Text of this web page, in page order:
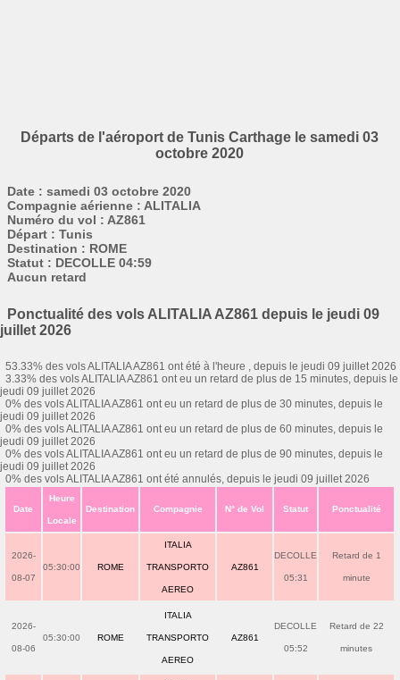
Départs de l'aéroport de Tunis Carthage le samedi 03
octobre 2020
Date : samedi 03 octobre 2020
Compagnie aérienne : ALITALIA
Numéro du vol : AZ861
Départ : Tunis
Destination : ROME
Statut : DECOLLE 04:59
Aucun retard
Ponctualité des vols ALITALIA AZ861 depuis le jeudi 09
juillet 2026
53.33% des vols ALITALIA AZ861 ont été à l'heure , depuis le jeudi 09 juillet 2026
3.33% des vols ALITALIA AZ861 ont eu un retard de plus de 15 minutes, depuis le
jeudi 09 juillet 2026
0% des vols ALITALIA AZ861 ont eu un retard de plus de 30 minutes, depuis le
jeudi 09 juillet 2026
0% des vols ALITALIA AZ861 ont eu un retard de plus de 60 minutes, depuis le
jeudi 09 juillet 2026
0% des vols ALITALIA AZ861 ont eu un retard de plus de 90 minutes, depuis le
jeudi 09 juillet 2026
0% des vols ALITALIA AZ861 ont été annulés, depuis le jeudi 09 juillet 2026
Date
Heure
Locale
Destination Compagnie N° de Vol Statut Ponctualité
2026-
08-07
05:30:00 ROME
ITALIA
TRANSPORTO
AEREO
AZ861
DECOLLE
05:31
Retard de 1
minute
2026-
08-06
05:30:00 ROME
ITALIA
TRANSPORTO
AEREO
AZ861
DECOLLE
05:52
Retard de 22
minutes